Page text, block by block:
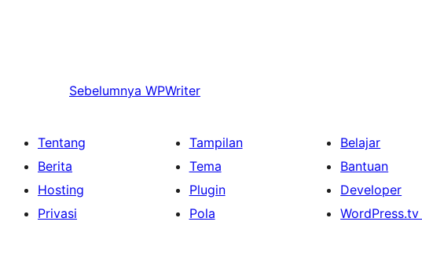
Sebelumnya WPWriter
Tentang
Berita
Hosting
Privasi
Tampilan
Tema
Plugin
Pola
Belajar
Bantuan
Developer
WordPress.tv